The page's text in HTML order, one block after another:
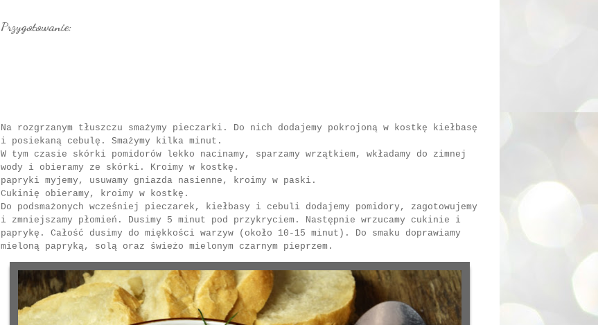
Przygotowanie:
Na rozgrzanym tłuszczu smażymy pieczarki. Do nich dodajemy pokrojoną w kostkę kiełbasę
i posiekaną cebulę. Smażymy kilka minut.
W tym czasie skórki pomidorów lekko nacinamy, sparzamy wrzątkiem, wkładamy do zimnej
wody i obieramy ze skórki. Kroimy w kostkę.
papryki myjemy, usuwamy gniazda nasienne, kroimy w paski.
Cukinię obieramy, kroimy w kostkę.
Do podsmażonych wcześniej pieczarek, kiełbasy i cebuli dodajemy pomidory, zagotowujemy
i zmniejszamy płomień. Dusimy 5 minut pod przykryciem. Następnie wrzucamy cukinie i
paprykę. Całość dusimy do miękkości warzyw (około 10-15 minut). Do smaku doprawiamy
mieloną papryką, solą oraz świeżo mielonym czarnym pieprzem.